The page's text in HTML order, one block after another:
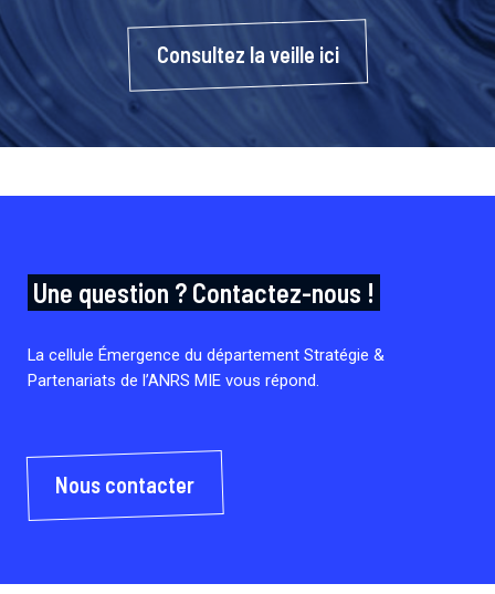
Consultez la veille ici
Une question ? Contactez-nous !
La cellule Émergence du département Stratégie &
Partenariats de l’ANRS MIE vous répond.
Nous contacter